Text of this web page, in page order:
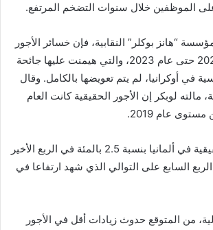
الموظفين خلال سنوات التضخم المرتفع.
“هانز بوكلر” النقابية، فإن خسائر الأجور
الحقيقية منذ عام 2020 حتى عام 2023، والتي هيمنت عليها جائحة
في أوكرانيا، لم يتم تعويضها بالكامل. وقال
مالته لوبكر إن الأجور الحقيقية كانت العام
عام 2019.
وارتفعت الأجور الحقيقية في ألمانيا بنسبة 2.5 بالمئة في الربع الأخير
وهو الربع السابع على التوالي الذي شهد ارتفاعا في
من المتوقع حدوث زيادات أقل في الأجور